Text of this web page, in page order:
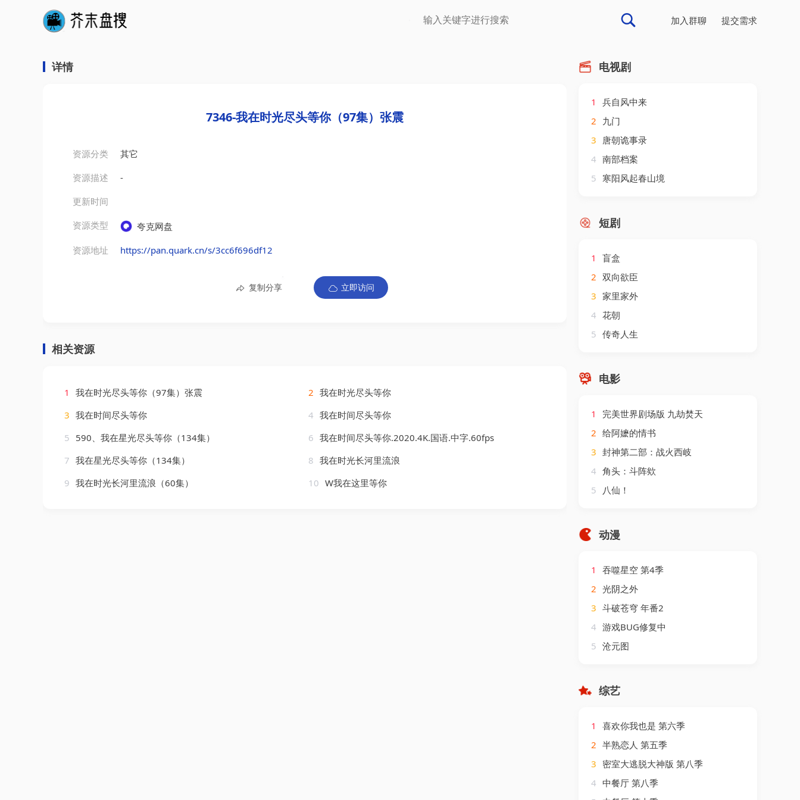
加入群聊 提交需求
详情
7346-我在时光尽头等你（97集）张震
资源分类
其它
资源描述
-
更新时间
资源类型
夸克网盘
资源地址
https://pan.quark.cn/s/3cc6f696df12
复制分享 立即访问
相关资源
1 我在时光尽头等你（97集）张震 2 我在时光尽头等你
3 我在时间尽头等你 4 我在时间尽头等你
5 590、我在星光尽头等你（134集） 6 我在时间尽头等你.2020.4K.国语.中字.60fps
7 我在星光尽头等你（134集） 8 我在时光长河里流浪
9 我在时光长河里流浪（60集） 10 W我在这里等你
电视剧
1
兵自风中来
2 九门
3 唐朝诡事录
4 南部档案
5 寒阳风起春山境
短剧
1
盲盒
2 双向欲臣
3 家里家外
4 花朝
5 传奇人生
电影
1
完美世界剧场版 九劫焚天
2 给阿嬷的情书
3 封神第二部：战火西岐
4 角头：斗阵欸
5
八仙！
动漫
1
吞噬星空 第4季
2 光阴之外
3 斗破苍穹 年番2
4 游戏BUG修复中
5 沧元图
综艺
1
喜欢你我也是 第六季
2 半熟恋人 第五季
3 密室大逃脱大神版 第八季
4 中餐厅 第八季